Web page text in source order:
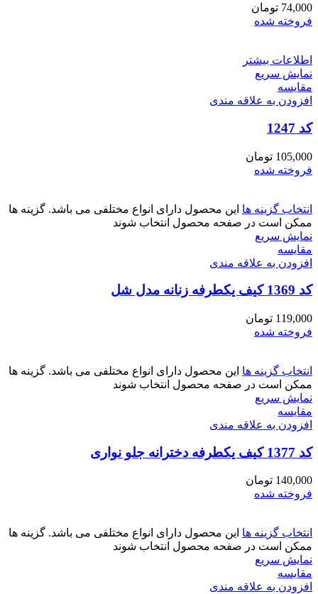
74,000 تومان
فروخته شده
اطلاعات بیشتر
نمایش سریع
مقايسه
افزودن به علاقه مندی
کد 1247
105,000 تومان
فروخته شده
انتخاب گزینه ها این محصول دارای انواع مختلفی می باشد. گزینه ها
ممکن است در صفحه محصول انتخاب شوند
نمایش سریع
مقايسه
افزودن به علاقه مندی
کد 1369 کیف یکطرفه زنانه مدل شل
119,000 تومان
فروخته شده
انتخاب گزینه ها این محصول دارای انواع مختلفی می باشد. گزینه ها
ممکن است در صفحه محصول انتخاب شوند
نمایش سریع
مقايسه
افزودن به علاقه مندی
کد 1377 کیف یکطرفه دخترانه جلو نواری
140,000 تومان
فروخته شده
انتخاب گزینه ها این محصول دارای انواع مختلفی می باشد. گزینه ها
ممکن است در صفحه محصول انتخاب شوند
نمایش سریع
مقايسه
افزودن به علاقه مندی